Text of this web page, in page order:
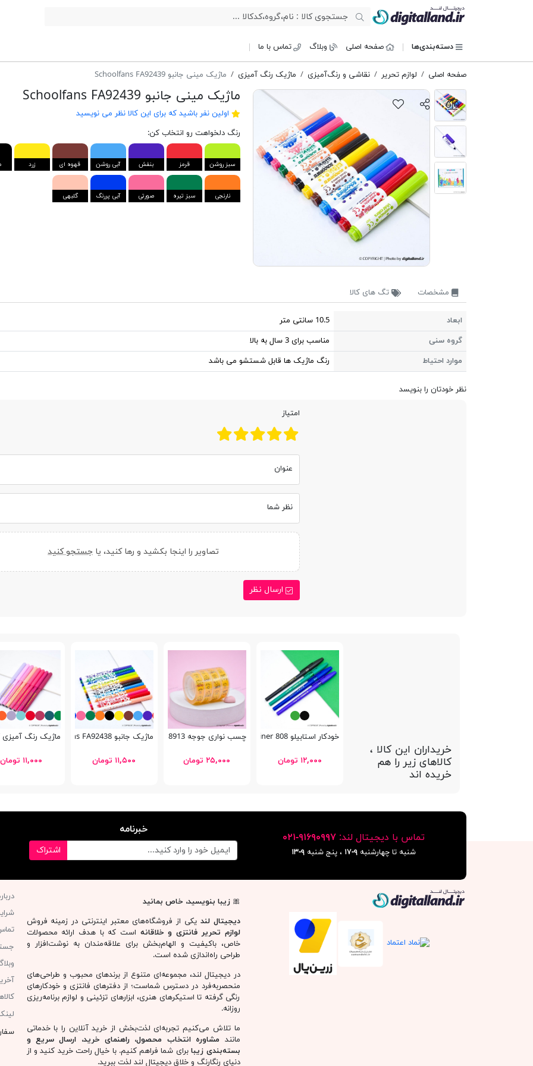
دسته‌بندی‌ها صفحه اصلی وبلاگ تماس با ما
صفحه اصلی لوازم تحریر نقاشی و رنگ‌آمیزی ماژیک رنگ آمیزی ماژیک مینی جانبو Schoolfans FA92439
ماژیک مینی جانبو Schoolfans FA92439
اولین نفر باشید که برای این کالا نظر می نویسید
رنگ دلخواهت رو انتخاب کن:
سبز روشن قرمز بنفش آبی روشن قهوه ای زرد
نارنجی سبز تیره صورتی آبی پررنگ گلبهی
مشخصات تگ های کالا
ابعاد
10.5 سانتی متر
گروه سنی
مناسب برای 3 سال به بالا
موارد احتیاط
رنگ ماژیک ها قابل شستشو می باشد
نظر خودتان را بنویسد
امتیاز
عنوان
نظر شما
تصاویر را اینجا بکشید و رها کنید، یا جستجو کنید
ارسال نظر
خریداران این کالا ،
کالاهای زیر را هم
خریده اند
خودکار استابیلو Liner 808
۱۲,۰۰۰ تومان
چسب نواری جوجه MS-18913
۲۵,۰۰۰ تومان
ماژیک جانبو Schoolfans FA92438
۱۱,۵۰۰ تومان
ماژیک رنگ آمیزی Schoolfans FA92437
۱۱,۰۰۰ تومان
تماس با دیجیتال لند: ٩١۶٩٠٩٩٧-٠٢١
شنبه تا چهارشنبه ۹-۱۷ ، پنج شنبه ۹-١٣
خبرنامه
اشتراک
🎀زیبا بنویسید، خاص بمانید
دیجیتال لند یکی از فروشگاه‌های معتبر اینترنتی در زمینه فروش
لوازم تحریر فانتزی و خلاقانه است که با هدف ارائه محصولات
خاص، باکیفیت و الهام‌بخش برای علاقه‌مندان به نوشت‌افزار و
طراحی راه‌اندازی شده است.
در دیجیتال لند، مجموعه‌ای متنوع از برندهای محبوب و طراحی‌های
منحصربه‌فرد در دسترس شماست؛ از دفترهای فانتزی و خودکارهای
رنگی گرفته تا استیکرهای هنری، ابزارهای تزئینی و لوازم برنامه‌ریزی
روزانه.
ما تلاش می‌کنیم تجربه‌ای لذت‌بخش از خرید آنلاین را با خدماتی
مانند مشاوره انتخاب محصول، راهنمای خرید، ارسال سریع و
بسته‌بندی زیبابرای شما فراهم کنیم. با خیال راحت خرید کنید و از
دنیای رنگارنگ و خلاق دیجیتال لند لذت ببرید.